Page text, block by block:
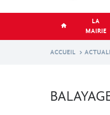
LA
MAIRIE
ACCUEIL